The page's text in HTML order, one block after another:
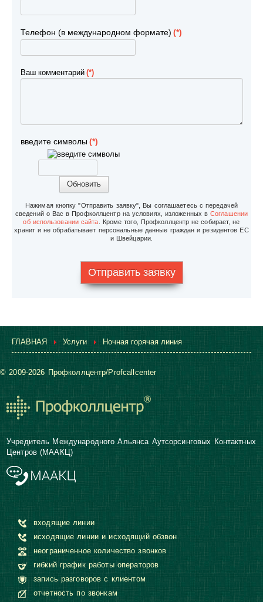
Телефон (в международном формате) (*)
Ваш комментарий (*)
введите символы(*)
Обновить
Нажимая кнопку "Отправить заявку", Вы соглашаетесь с передачей
сведений о Вас в Профколлцентр на условиях, изложенных вСоглашении
об использовании сайта . Кроме того, Профколлцентр не собирает, не
хранит и не обрабатывает персональные данные граждан и резидентов ЕС
и Швейцарии.
Отправить заявку
ГЛАВНАЯ Услуги Ночная горячая линия
© 2009-2026 Профколлцентр/Profcallcenter
Учредитель Международного Альянса Аутсорсинговых Контактных
Центров (МААКЦ)
входящие линии
исходящие линии и исходящий обзвон
неограниченное количество звонков
гибкий график работы операторов
запись разговоров с клиентом
отчетность по звонкам